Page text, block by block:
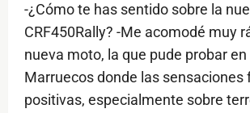
-¿Cómo te has sentido sobre la
CRF450Rally? -Me acomodé muy
nueva moto, la que pude probar en
Marruecos donde las sensaciones
positivas, especialmente sobre